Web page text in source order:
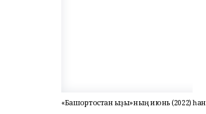
«Башҡортостан ҡыҙы»ның июнь (2022)